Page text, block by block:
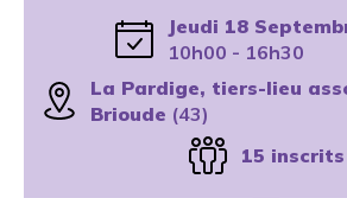
Jeudi 18
10h00 - 16h30
La Pardige, tiers-lieu
Brioude (43)
15 inscrits